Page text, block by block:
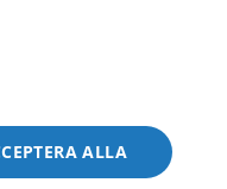
från 2025 av
ALLA